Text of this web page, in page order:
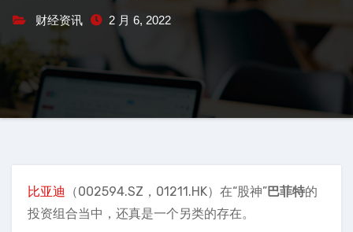
财经资讯 2 月 6, 2022
比亚迪 （002594.SZ，01211.HK）在“股神”巴菲特的
投资组合当中，还真是一个另类的存在。